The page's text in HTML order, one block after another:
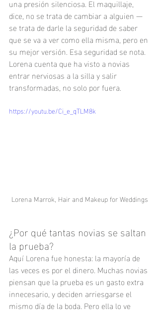
una presión silenciosa. El maquillaje,
dice, no se trata de cambiar a alguien —
se trata de darle la seguridad de saber
que se va a ver como ella misma, pero en
su mejor versión. Esa seguridad se nota.
Lorena cuenta que ha visto a novias
entrar nerviosas a la silla y salir
transformadas, no solo por fuera.
https://youtu.be/Ci_e_qTLM8k
Lorena Marrok, Hair and Makeup for Weddings
¿Por qué tantas novias se saltan
la prueba?
Aquí Lorena fue honesta: la mayoría de
las veces es por el dinero. Muchas novias
piensan que la prueba es un gasto extra
innecesario, y deciden arriesgarse el
mismo día de la boda. Pero ella lo ve